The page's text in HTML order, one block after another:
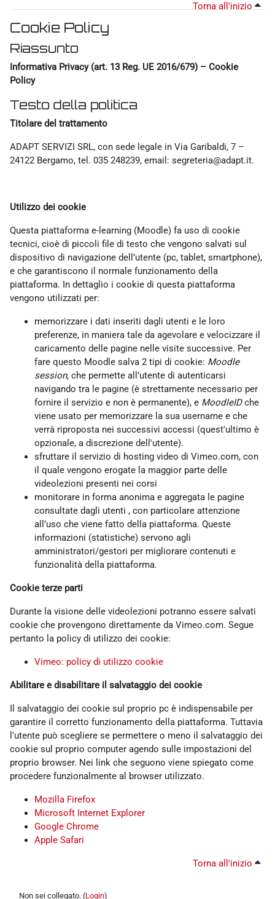
Torna all'inizio
Cookie Policy
Riassunto
Informativa Privacy (art. 13 Reg. UE 2016/679) – Cookie
Policy
Testo della politica
Titolare del trattamento
ADAPT SERVIZI SRL, con sede legale in Via Garibaldi, 7 –
24122 Bergamo, tel. 035 248239, email: segreteria@adapt.it.
Utilizzo dei cookie
Questa piattaforma e-learning (Moodle) fa uso di cookie
tecnici, cioè di piccoli file di testo che vengono salvati sul
dispositivo di navigazione dell’utente (pc, tablet, smartphone),
e che garantiscono il normale funzionamento della
piattaforma. In dettaglio i cookie di questa piattaforma
vengono utilizzati per:
memorizzare i dati inseriti dagli utenti e le loro
preferenze, in maniera tale da agevolare e velocizzare il
caricamento delle pagine nelle visite successive. Per
fare questo Moodle salva 2 tipi di cookie: Moodle
session, che permette all’utente di autenticarsi
navigando tra le pagine (è strettamente necessario per
fornire il servizio e non è permanente), e MoodleIDche
viene usato per memorizzare la sua username e che
verrà riproposta nei successivi accessi (quest'ultimo è
opzionale, a discrezione dell'utente).
sfruttare il servizio di hosting video di Vimeo.com, con
il quale vengono erogate la maggior parte delle
videolezioni presenti nei corsi
monitorare in forma anonima e aggregata le pagine
consultate dagli utenti , con particolare attenzione
all’uso che viene fatto della piattaforma. Queste
informazioni (statistiche) servono agli
amministratori/gestori per migliorare contenuti e
funzionalità della piattaforma.
Cookie terze parti
Durante la visione delle videolezioni potranno essere salvati
cookie che provengono direttamente da Vimeo.com. Segue
pertanto la policy di utilizzo dei cookie:
Vimeo: policy di utilizzo cookie
Abilitare e disabilitare il salvataggio dei cookie
Il salvataggio dei cookie sul proprio pc è indispensabile per
garantire il corretto funzionamento della piattaforma. Tuttavia
l'utente può scegliere se permettere o meno il salvataggio dei
cookie sul proprio computer agendo sulle impostazioni del
proprio browser. Nei link che seguono viene spiegato come
procedere funzionalmente al browser utilizzato.
Mozilla Firefox
Microsoft Internet Explorer
Google Chrome
Apple Safari
Torna all'inizio
Non sei collegato. (Login)